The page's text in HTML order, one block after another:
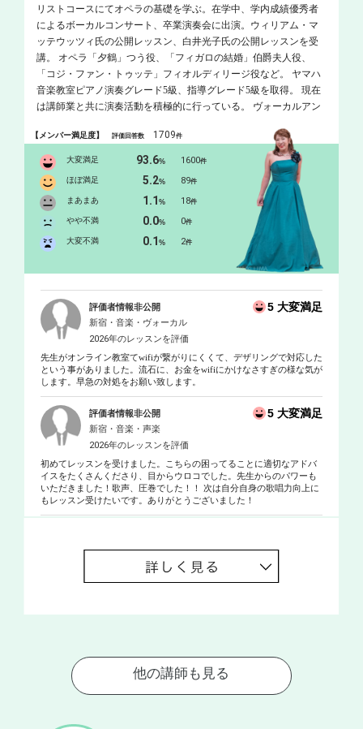
リストコースにてオペラの基礎を学ぶ。在学中、学内成績優秀者
によるボーカルコンサート、卒業演奏会に出演。ウィリアム・マ
ッテウッツィ氏の公開レッスン、白井光子氏の公開レッスンを受
講。 オペラ「夕鶴」つう役、「フィガロの結婚」伯爵夫人役、
「コジ・ファン・トゥッテ」フィオルディリージ役など。 ヤマハ
音楽教室ピアノ演奏グレード5級、指導グレード5級を取得。 現在
は講師業と共に演奏活動を積極的に行っている。 ヴォーカルアン
スト会員。 2024年、同教室講師の横溝雄毅とサックス/ピアノヴォ
ーカルのユニットemotional theaterを結成。 ピアノを本間貴子、山
田美子の各氏に、声楽を故・渡邉誠、渡邊倫子、松原有奈の各氏
に師事。
【メンバー満足度】評価回答数 1709件
大変満足 93.6% 1600件
ほぼ満足 5.2% 89件
まあまあ 1.1% 18件
やや不満 0.0% 0件
大変不満 0.1% 2件
評価者情報非公開 5 大変満足
新宿・音楽・ヴォーカル
2026年のレッスンを評価
先生がオンライン教室てwifiが繋がりにくくて、デザリングで対応した
という事がありました。流石に、お金をwifiにかけなさすぎの様な気が
します。早急の対処をお願い致します。
評価者情報非公開 5 大変満足
新宿・音楽・声楽
2026年のレッスンを評価
初めてレッスンを受けました。こちらの困ってることに適切なアドバ
イスをたくさんくださり、目からウロコでした。先生からのパワーも
いただきました！歌声、圧巻でした！！ 次は自分自身の歌唱力向上に
もレッスン受けたいです。ありがとうございました！